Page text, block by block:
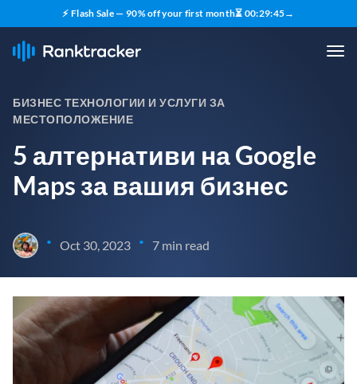
⚡ Flash Sale — 90% off your first month⏳ 00:29:44→
БИЗНЕС ТЕХНОЛОГИИ И УСЛУГИ ЗА
МЕСТОПОЛОЖЕНИЕ
5 алтернативи на Google
Maps за вашия бизнес
• Oct 30, 2023 • 7 min read